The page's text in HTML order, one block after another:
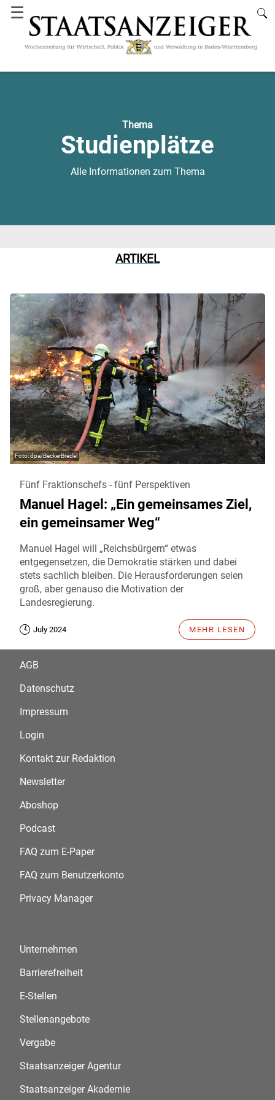
☰
Thema
Studienplätze
Alle Informationen zum Thema
ARTIKEL
dpa/BeckerBredel
Fünf Fraktionschefs - fünf Perspektiven
Manuel Hagel: „Ein gemeinsames Ziel,
ein gemeinsamer Weg“
Manuel Hagel will „Reichsbürgern“ etwas
entgegensetzen, die Demokratie stärken und dabei
stets sachlich bleiben. Die Herausforderungen seien
groß, aber genauso die Motivation der
Landesregierung.
July 2024 MEHR LESEN
AGB
Datenschutz
Impressum
Login
Kontakt zur Redaktion
Newsletter
Aboshop
Podcast
FAQ zum E-Paper
FAQ zum Benutzerkonto
Privacy Manager
Unternehmen
Barrierefreiheit
E-Stellen
Stellenangebote
Vergabe
Staatsanzeiger Agentur
Staatsanzeiger Akademie